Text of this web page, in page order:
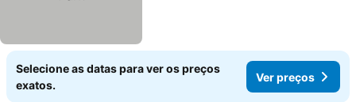
Selecione as datas para ver os preços
exatos.
Ver preços